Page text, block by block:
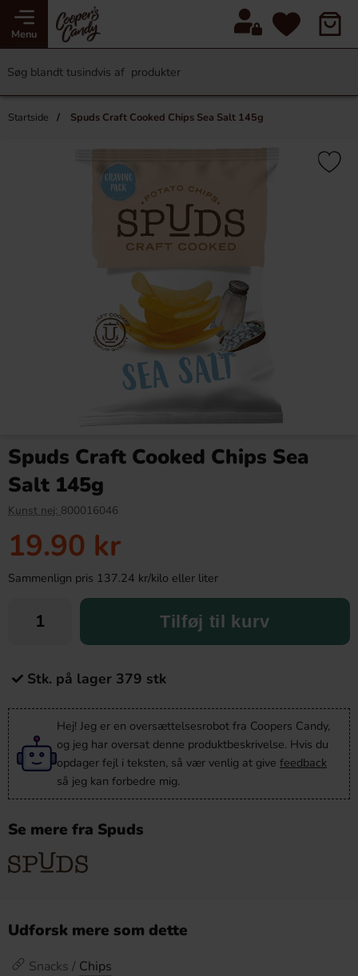
Menu
Startside Spuds Craft Cooked Chips Sea Salt 145g
Spuds Craft Cooked Chips Sea
Salt 145g
Kunst nej: 800016046
19.90 kr
Sammenlign pris 137.24 kr/kilo eller liter
Tilføj til kurv
Stk. på lager 379 stk
Hej! Jeg er en oversættelsesrobot fra Coopers Candy,
og jeg har oversat denne produktbeskrivelse. Hvis du
opdager fejl i teksten, så vær venlig at give feedback
så jeg kan forbedre mig.
Se mere fra Spuds
Udforsk mere som dette
Snacks / Chips